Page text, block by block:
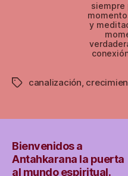
siempre
y
Etiquetas
canalización,
Bienvenidos a
Antahkarana la puerta
al mundo espiritual.